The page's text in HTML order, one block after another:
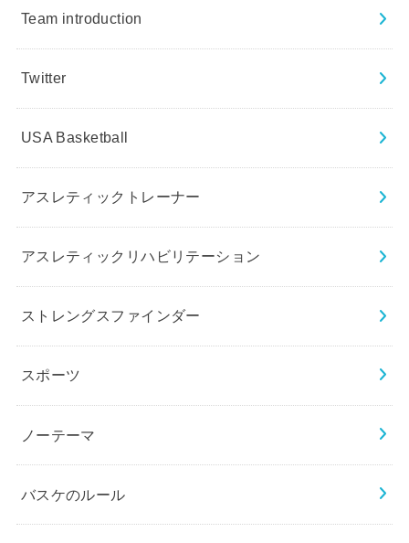
Team introduction
Twitter
USA Basketball
アスレティックトレーナー
アスレティックリハビリテーション
ストレングスファインダー
スポーツ
ノーテーマ
バスケのルール